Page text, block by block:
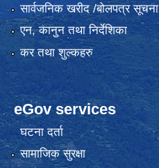
सार्वजनिक खरीद /बोलपत्र सूचना
एन, कानुन तथा निर्देशिका
कर तथा शुल्कहरु
eGov services
घटना दर्ता
सामाजिक सुरक्षा